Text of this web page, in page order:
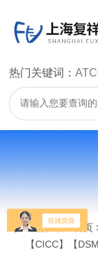
热门关键词：ATCC 细胞
当前位置：首页
【CICC】【